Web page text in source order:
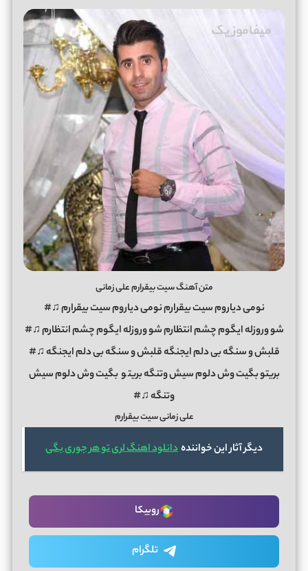
متن آهنگ سیت بیقرارم علی زمانی
نومی دیاروم سیت بیقرارم نومی دیاروم سیت بیقرارم ♫#
شو وروزله ایگوم چشم انتظارم شو وروزله ایگوم چشم انتظارم ♫#
قلبش و سنگه بی دلم ایجنگه قلبش و سنگه بی دلم ایجنگه ♫#
بریتو بگیت وش دلوم سیش وتنگه بریتوبگیت وش دلوم سیش
وتنگه ♫#
علی زمانی سیت بیقرارم
دیگر آثار این خوانندهدانلود اهنگ لری تو هر جوری بگی
روبیکا
تلگرام